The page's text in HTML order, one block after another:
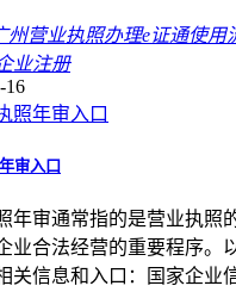
州营业执照办理e证通使用
业注册
16
审入口
年审通常指的是营业执照
业合法经营的重要程序。
关信息和入口：国家企业